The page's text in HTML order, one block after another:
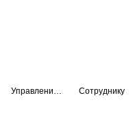
Сотруднику